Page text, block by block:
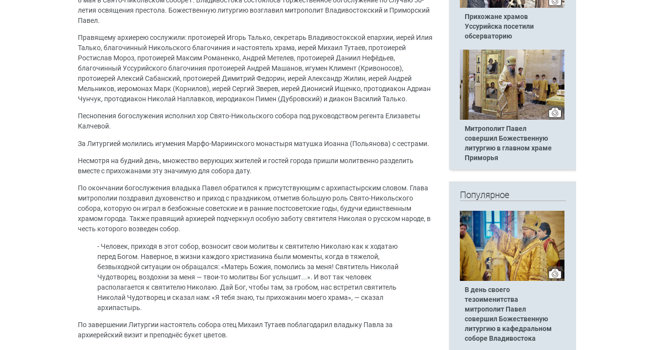
летия освящения престола. Божественную литургию возглавил митрополит Владивостокский и Приморский
Павел.
Правящему архиерею сослужили: протоиерей Игорь Талько, секретарь Владивостокской епархии, иерей Илия
Талько, благочинный Никольского благочиния и настоятель храма, иерей Михаил Тутаев, протоиерей
Ростислав Мороз, протоиерей Максим Романенко, Андрей Метелев, протоиерей Даниил Нефёдьев,
благочинный Уссурийского благочиния протоиерей Андрей Машанов, игумен Климент (Кривоносов),
протоиерей Алексий Сабанский, протоиерей Димитрий Федорин, иерей Александр Жилин, иерей Андрей
Мельников, иеромонах Марк (Корнилов), иерей Сергий Зверев, иерей Дионисий Ищенко, протодиакон Адриан
Чунчук, протодиакон Николай Наплавков, иеродиакон Пимен (Дубровский) и диакон Василий Талько.
Песнопения богослужения исполнил хор Свято-Никольского собора под руководством регента Елизаветы
Калчевой.
За Литургией молились игумения Марфо-Мариинского монастыря матушка Иоанна (Польянова) с сестрами.
Несмотря на будний день, множество верующих жителей и гостей города пришли молитвенно разделить
вместе с прихожанами эту значимую для собора дату.
По окончании богослужения владыка Павел обратился к присутствующим с архипастырским словом. Глава
митрополии поздравил духовенство и приход с праздником, отметив большую роль Свято-Никольского
собора, которую он играл в безбожные советские и в ранние постсоветские годы, будучи единственным
храмом города. Также правящий архиерей подчеркнул особую заботу святителя Николая о русском народе, в
честь которого возведен собор.
- Человек, приходя в этот собор, возносит свои молитвы к святителю Николаю как к ходатаю
перед Богом. Наверное, в жизни каждого христианина были моменты, когда в тяжелой,
безвыходной ситуации он обращался: «Матерь Божия, помолись за меня! Святитель Николай
Чудотворец, воздохни за меня — твои-то молитвы Бог услышит...». И вот так человек
располагается к святителю Николаю. Дай Бог, чтобы там, за гробом, нас встретил святитель
Николай Чудотворец и сказал нам: «Я тебя знаю, ты прихожанин моего храма», — сказал
архипастырь.
По завершении Литургии настоятель собора отец Михаил Тутаев поблагодарил владыку Павла за
архиерейский визит и преподнёс букет цветов.
Прихожане храмов
Уссурийска посетили
обсерваторию
Митрополит Павел
совершил Божественную
литургию в главном храме
Приморья
Популярное
В день своего
тезоименитства
митрополит Павел
совершил Божественную
литургию в кафедральном
соборе Владивостока